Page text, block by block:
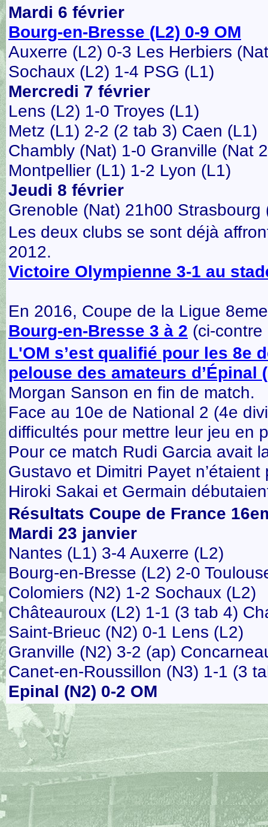
Mardi 6 février
Bourg-en-Bresse (L2) 0-9 OM
Auxerre (L2) 0-3 Les Herbiers
Sochaux (L2) 1-4 PSG (L1)
Mercredi 7 février
Lens (L2) 1-0 Troyes (L1)
Metz (L1) 2-2 (2 tab 3) Caen (L1)
Chambly (Nat) 1-0 Granville (Nat
Montpellier (L1) 1-2 Lyon (L1)
Jeudi 8 février
Grenoble (Nat) 21h00 Strasbourg
Les deux clubs se sont déjà
2012.
Victoire Olympienne 3-1 au
En 2016, Coupe de la Ligue
Bourg-en-Bresse 3 à 2 (ci-
L'OM s’est qualifié pour les 8e
pelouse des amateurs d’Épinal
Morgan Sanson en fin de match.
Face au 10e de National 2 (4e
difficultés pour mettre leur jeu en
Pour ce match Rudi Garcia avait
Gustavo et Dimitri Payet
Hiroki Sakai et Germain
Résultats Coupe de France
Mardi 23 janvier
Nantes (L1) 3-4 Auxerre (L2)
Bourg-en-Bresse (L2) 2-0
Colomiers (N2) 1-2 Sochaux (L2)
Châteauroux (L2) 1-1 (3 tab 4)
Saint-Brieuc (N2) 0-1 Lens (L2)
Granville (N2) 3-2 (ap)
Canet-en-Roussillon (N3) 1-1 (3
Epinal (N2) 0-2 OM